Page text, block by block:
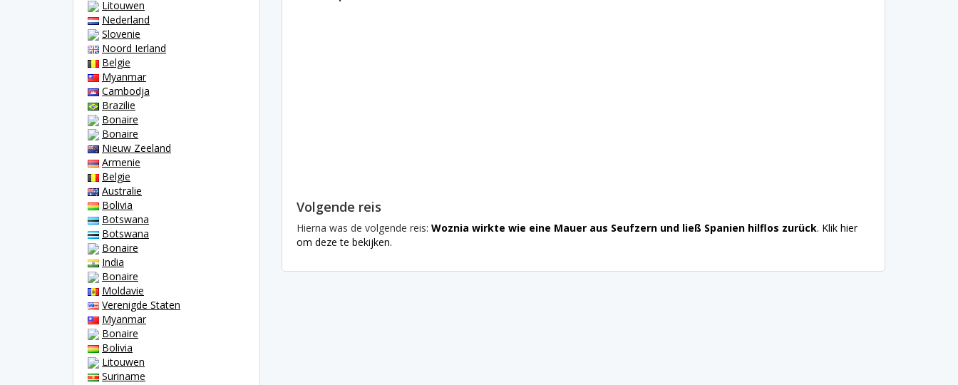
Litouwen
Nederland
Slovenie
Noord Ierland
Belgie
Myanmar
Cambodja
Brazilie
Bonaire
Bonaire
Nieuw Zeeland
Armenie
Belgie
Australie
Bolivia
Botswana
Botswana
Bonaire
India
Bonaire
Moldavie
Verenigde Staten
Myanmar
Bonaire
Bolivia
Litouwen
Suriname
Volgende reis
Hierna was de volgende reis: Woznia wirkte wie eine Mauer aus Seufzern und ließ Spanien hilflos zurück. Klik hier
om deze te bekijken.